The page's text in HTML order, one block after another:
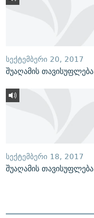
ᲡᲔᲥᲢᲔᲛᲑᲔᲠᲘ 20, 2017
შუაღამის თავისუფლება
ᲡᲔᲥᲢᲔᲛᲑᲔᲠᲘ 18, 2017
შუაღამის თავისუფლება